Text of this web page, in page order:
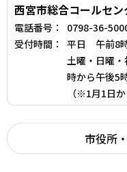
西宮市総合コールセン
電話番号：
0798-36-
受付時間：
平日 午前8
土曜・日曜
時から午後5
（※1月1日
市役所